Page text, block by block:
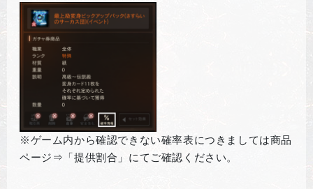
※ゲーム内から確認できない確率表につきましては商品
ページ⇒「提供割合」にてご確認ください。